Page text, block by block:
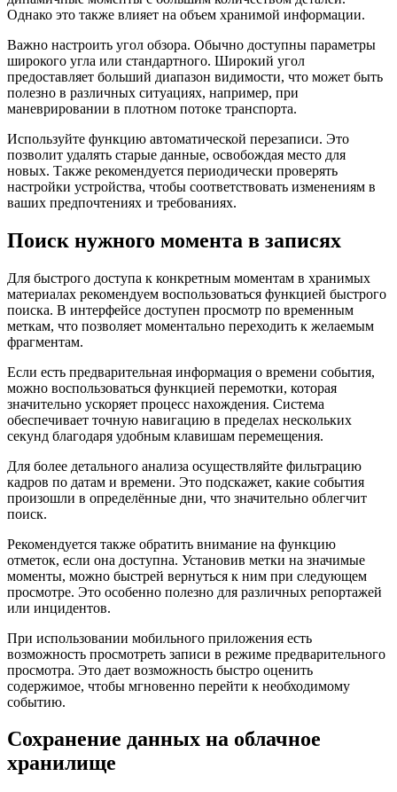
Однако это также влияет на объем хранимой информации.
Важно настроить угол обзора. Обычно доступны параметры
широкого угла или стандартного. Широкий угол
предоставляет больший диапазон видимости, что может быть
полезно в различных ситуациях, например, при
маневрировании в плотном потоке транспорта.
Используйте функцию автоматической перезаписи. Это
позволит удалять старые данные, освобождая место для
новых. Также рекомендуется периодически проверять
настройки устройства, чтобы соответствовать изменениям в
ваших предпочтениях и требованиях.
Поиск нужного момента в записях
Для быстрого доступа к конкретным моментам в хранимых
материалах рекомендуем воспользоваться функцией быстрого
поиска. В интерфейсе доступен просмотр по временным
меткам, что позволяет моментально переходить к желаемым
фрагментам.
Если есть предварительная информация о времени события,
можно воспользоваться функцией перемотки, которая
значительно ускоряет процесс нахождения. Система
обеспечивает точную навигацию в пределах нескольких
секунд благодаря удобным клавишам перемещения.
Для более детального анализа осуществляйте фильтрацию
кадров по датам и времени. Это подскажет, какие события
произошли в определённые дни, что значительно облегчит
поиск.
Рекомендуется также обратить внимание на функцию
отметок, если она доступна. Установив метки на значимые
моменты, можно быстрей вернуться к ним при следующем
просмотре. Это особенно полезно для различных репортажей
или инцидентов.
При использовании мобильного приложения есть
возможность просмотреть записи в режиме предварительного
просмотра. Это дает возможность быстро оценить
содержимое, чтобы мгновенно перейти к необходимому
событию.
Сохранение данных на облачное
хранилище